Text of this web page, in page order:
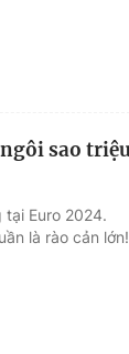
sao
tại Euro 2024.
là rào cản lớn!